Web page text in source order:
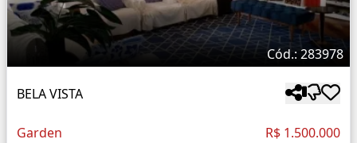
Cód.: 283978
BELA VISTA
Garden R$ 1.500.000